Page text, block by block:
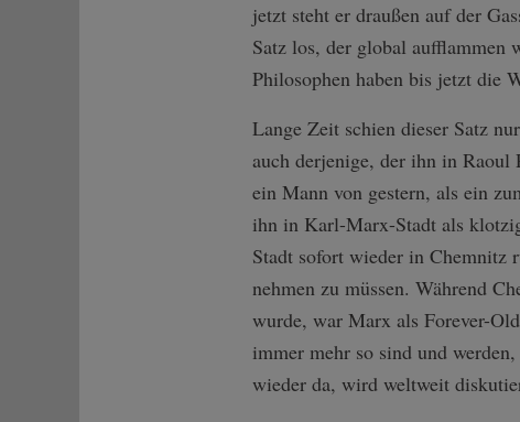
jetzt steht er draußen auf der
Satz los, der global aufflammen
Philosophen haben bis jetzt die
Lange Zeit schien dieser Satz
auch derjenige, der ihn in
ein Mann von gestern, als ein
ihn in Karl-Marx-Stadt als
Stadt sofort wieder in Chemnitz
nehmen zu müssen. Während
wurde, war Marx als Forever-
immer mehr so sind und
wieder da, wird weltweit